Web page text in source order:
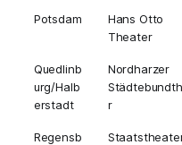
Potsdam
Hans Otto
Theater
Quedlinb
urg/Halb
erstadt
Nordharzer
r
Regensb